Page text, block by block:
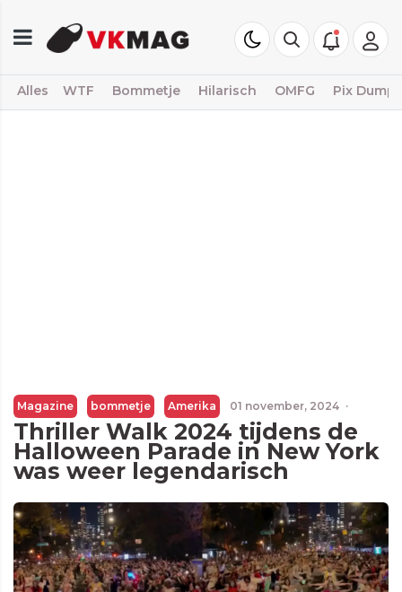
Alles WTF Bommetje Hilarisch OMFG Pix Dump
Magazine bommetje Amerika 01 november, 2024 ·
Thriller Walk 2024 tijdens de
Halloween Parade in New York
was weer legendarisch